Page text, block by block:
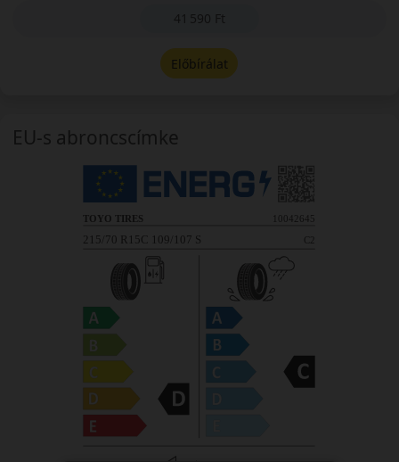
41 590 Ft
Előbírálat
EU-s abroncscímke